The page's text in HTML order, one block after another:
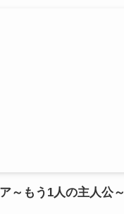
～もう1人の主人公～